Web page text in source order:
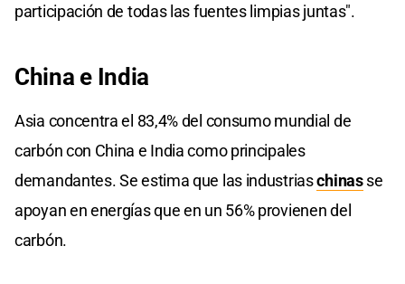
participación de todas las fuentes limpias juntas".
China e India
Asia concentra el 83,4% del consumo mundial de
carbón con China e India como principales
demandantes. Se estima que las industriaschinasse
apoyan en energías que en un 56% provienen del
carbón.